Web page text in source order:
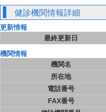
健診機関情報詳細
更新情報
最終更新日
機関情報
機関名
所在地
電話番号
FAX番号